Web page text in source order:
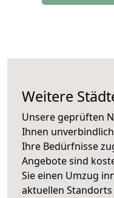
Weitere
Unsere geprüften
Ihnen
Ihre Bedürfnisse
Angebote sind
Sie einen Umzug
aktuellen Standorts